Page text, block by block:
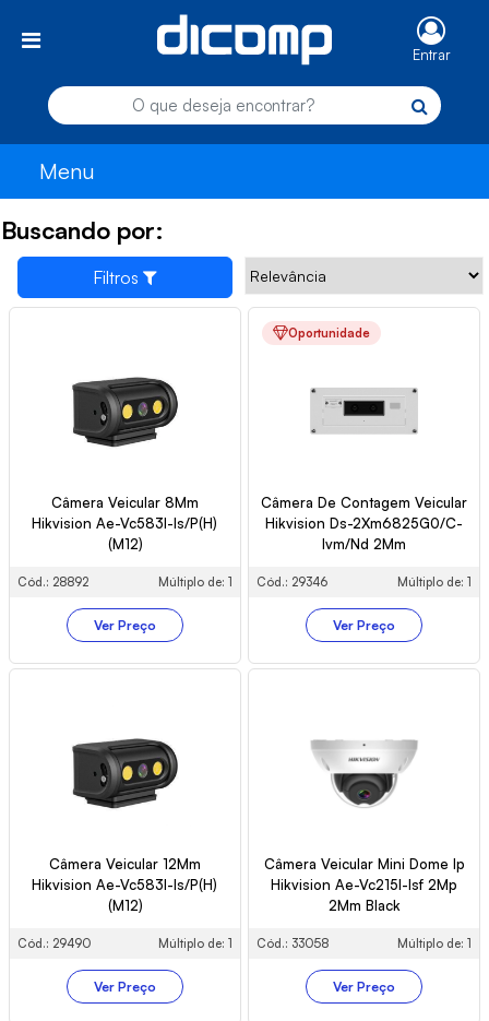
Entrar
Menu
Buscando por:
Filtros
Câmera Veicular 8Mm
Hikvision Ae-Vc583I-Is/P(H)
(M12)
Cód.: 28892 Múltiplo de: 1
Ver Preço
Oportunidade
Câmera De Contagem Veicular
Hikvision Ds-2Xm6825G0/C-
Ivm/Nd 2Mm
Cód.: 29346 Múltiplo de: 1
Ver Preço
Câmera Veicular 12Mm
Hikvision Ae-Vc583I-Is/P(H)
(M12)
Cód.: 29490 Múltiplo de: 1
Ver Preço
Câmera Veicular Mini Dome Ip
Hikvision Ae-Vc215I-Isf 2Mp
2Mm Black
Cód.: 33058 Múltiplo de: 1
Ver Preço